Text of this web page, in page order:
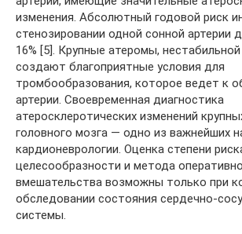
изменения. Абсолютный годовой риск
стенозировании одной сонной артерии
16% [5]. Крупные атеромы,
создают благоприятные условия для
тромбообразования, которое ведет к
артерии. Своевременная диагностика
атеросклеротических изменений
головного мозга — одно из важнейших
кардионеврологии. Оценка степени
целесообразности и метода
вмешательства возможны только при
обследовании состояния сердечно-
системы.